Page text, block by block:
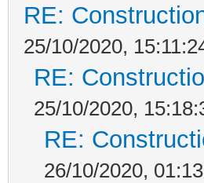
RE:
25/10/2020,
RE:
25/10/2020,
RE:
26/10/2020,